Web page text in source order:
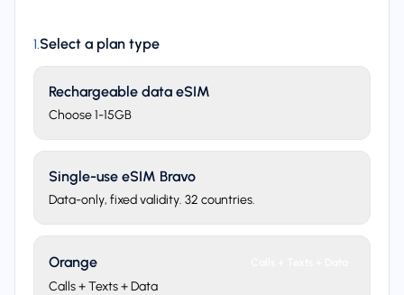
1.Select a plan type
Rechargeable data eSIM
Choose 1-15GB
Single-use eSIM Bravo
Data-only, fixed validity. 32 countries.
Orange
Calls + Texts + Data